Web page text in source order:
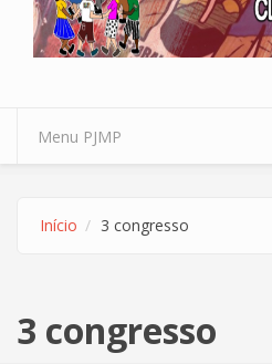
Início 3 congresso
3 congresso